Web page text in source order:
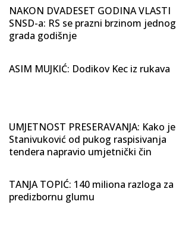
NAKON DVADESET GODINA VLASTI
SNSD-a: RS se prazni brzinom jednog
grada godišnje
ASIM MUJKIĆ: Dodikov Kec iz rukava
UMJETNOST PRESERAVANJA: Kako je
Stanivuković od pukog raspisivanja
tendera napravio umjetnički čin
TANJA TOPIĆ: 140 miliona razloga za
predizbornu glumu